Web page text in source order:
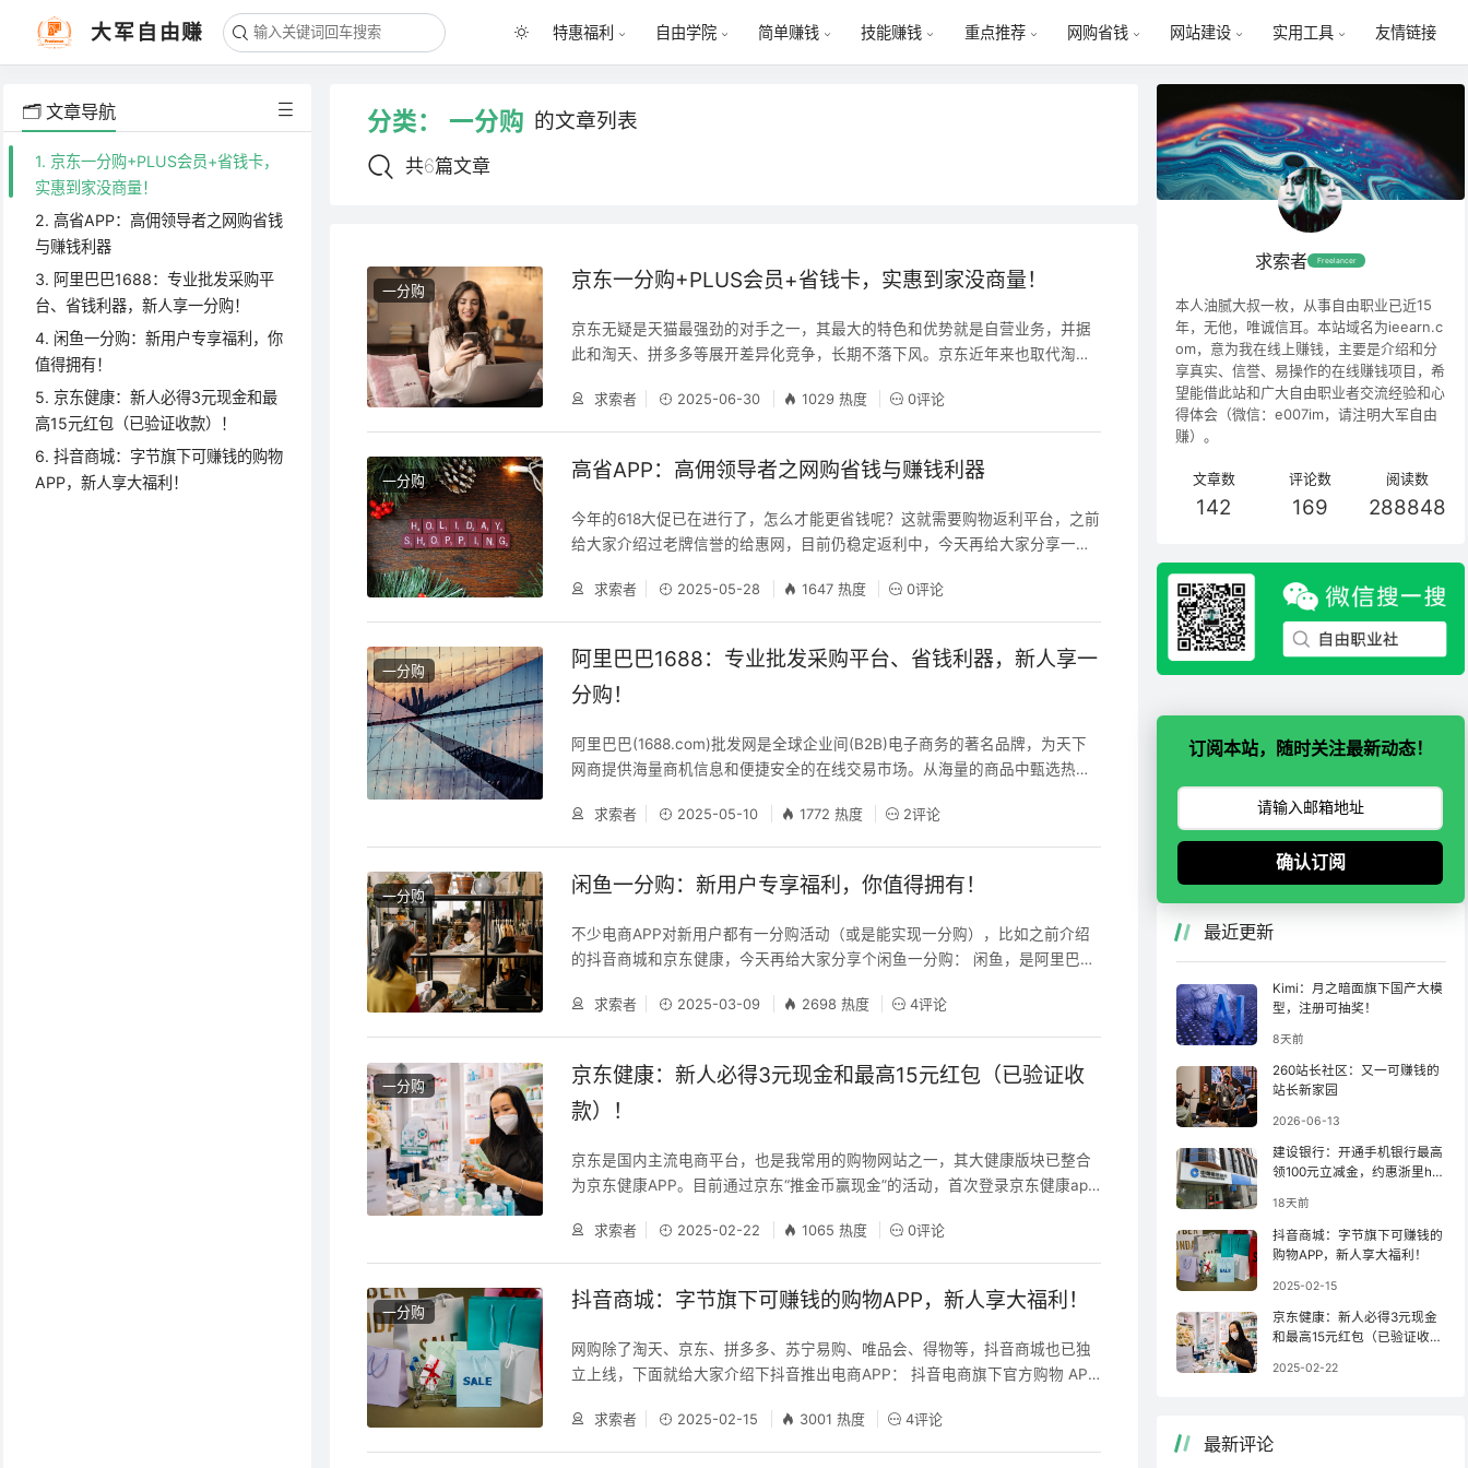
大军自由赚 特惠福利 自由学院 简单赚钱 技能赚钱 重点推荐 网购省钱 网站建设 实用工具 友情链接
🗂️ 文章导航
1. 京东一分购+PLUS会员+省钱卡，
实惠到家没商量！
2. 高省APP：高佣领导者之网购省钱
与赚钱利器
3. 阿里巴巴1688：专业批发采购平
台、省钱利器，新人享一分购！
4. 闲鱼一分购：新用户专享福利，你
值得拥有！
5. 京东健康：新人必得3元现金和最
高15元红包（已验证收款）！
6. 抖音商城：字节旗下可赚钱的购物
APP，新人享大福利！
分类：一分购 的文章列表
共6篇文章
京东一分购+PLUS会员+省钱卡，实惠到家没商量！
京东无疑是天猫最强劲的对手之一，其最大的特色和优势就是自营业务，并据
此和淘天、拼多多等展开差异化竞争，长期不落下风。京东近年来也取代淘天
说说这个京东： 京东（股票代码：JD），中国自营式电商企业，创始人刘强东
担任京东集团董事局主席，许冉任京东集团首席执行官兼执行董事。京东旗下
6月18日，刘强东在中关村成立京东公司 。2014年5月在美国纳斯达克证券交
了1456亿元用于技术研发。2020年6月，京东集团在香港联交所二次上市。20
23年9月，全国工商联发布《2023中国民营企业500强榜单》，京东位列榜单
第1位。2024京东年收入11588亿元。2025年6月17日，京东收购生活家，电商
家，囊括家电、手机、电脑、服装、居家、母婴、美妆、
一分购
求索者 2025-06-30 1029 热度 0评论
高省APP：高佣领导者之网购省钱与赚钱利器
今年的618大促已在进行了，怎么才能更省钱呢？这就需要购物返利平台，之前
给大家介绍过老牌信誉的给惠网，目前仍稳定返利中，今天再给大家分享一个
有限公司旗下的一款电商导购应用，为用户打造一个电商购物优惠平台，用户
可以在这个APP中领取主流商城的商品隐藏优惠券和生活服务平台优惠券以及
获得返利。基于第三方电商平台海量数据挖掘与分析，“高省”APP通过内容制
作、分享等方式，为消费者打通吃喝玩乐购全场景全业态，让消费者省钱省时
省心省力，为平台和品牌方导流创造收入，拓展了商家新的销售渠道。高省ap
频生活服务全场景的线上生活商城。高省推出万件大额内部优惠券，合作商家
目前涵盖的品类包括；服装鞋帽、母婴玩具、日用家居、手机数码、餐饮娱
宝京东拼多多抖音快手等优质合作伙伴。全网购物高佣返利省钱APP，领券下
单一年省几千元。 【APP特色】1、实拍验货；2、品质严选；3、舒适体验；
4、专题购物。 高省功
一分购
求索者 2025-05-28 1647 热度 0评论
阿里巴巴1688：专业批发采购平台、省钱利器，新人享一
分购！
阿里巴巴(1688.com)批发网是全球企业间(B2B)电子商务的著名品牌，为天下
网商提供海量商机信息和便捷安全的在线交易市场。从海量的商品中甄选热销
抢，进货更省心，采购批发就上阿里巴巴！阿里巴巴1688是专业的B2B电商批
发采购平台，云集了大量的淘宝卖家、天猫商城卖家、微店卖家、微商卖家、
千牛用户、旺旺卖家（旺信）、线下致富创业开店者,义乌购批发卖家，通过手
机下载阿里巴巴APP也可帮助微商、微店网购识货挑货，招商加盟，支持一件
装、母婴、家装建材、玩具、家居用品、日用百货、手机壳批发等）。1688.co
m以批发采购业务为核心，通过专业化运营，完善客户体验，全面优化企业电
子商务的业务模式，让天下没有难做的生意。阿里巴巴1688特色与优势：①源
搜索下载安装阿里巴巴APP，用淘宝账号登录； 2、阿里巴巴APP内搜索【y73
74】
一分购
求索者 2025-05-10 1772 热度 2评论
闲鱼一分购：新用户专享福利，你值得拥有！
不少电商APP对新用户都有一分购活动（或是能实现一分购），比如之前介绍
的抖音商城和京东健康，今天再给大家分享个闲鱼一分购： 闲鱼，是阿里巴巴
年10月，闲鱼的前身“淘宝二手”上线。2014年6月，“淘宝二手”更名为“闲鱼”。
闲鱼为用户推出“信用速卖”功能允许信用分超600的用户先收款后寄售二手硬件
数码等领域，提供“包真、包退、包邮”的保障。 闲鱼小法庭则实现了社区自
治，用户作为评审员参与纠纷评定。2023年，闲鱼新增“海鲜市场”频道，包含
订单、确认质检结果和价格、确认参与帮卖三步完成交易。2024年4月，闲鱼
月活用户已达1.62亿，同比增长19.1%。截至2024年11月，闲鱼的注册用户数破
突破10亿元。闲鱼也是一个趣味生活社区，你可以在这里发布、买卖、收藏各
种闲置物品，也可以分享技能、兴趣与经
一分购
求索者 2025-03-09 2698 热度 4评论
京东健康：新人必得3元现金和最高15元红包（已验证收
款）！
京东是国内主流电商平台，也是我常用的购物网站之一，其大健康版块已整合
为京东健康APP。目前通过京东“推金币赢现金”的活动，首次登录京东健康ap
京东健康是京东集团旗下专注于医疗健康业务的子集团，2019年5月成立，202
0年12月登陆香港联交所，股份代号：6618（港币柜台）和86618（人民币柜
台）。2024年上半年，京东健康总收入为283亿元；2025年1月11日，京东健
康首次发布了医疗大模型产品体系“AI 京医”。 1、用京东或京东金融APP扫描下
多次数】，找到【登录京东健康APP】，点【去完成】下载安装并登录京东健
康APP推金币，会弹出【恭喜获得现金打款】，点【立即提现】可得3.01元微
信零钱，如下图： 2、回京东健康APP首页点【签到奖励】，连续7天完成【每
一分购
求索者 2025-02-22 1065 热度 0评论
抖音商城：字节旗下可赚钱的购物APP，新人享大福利！
网购除了淘天、京东、拼多多、苏宁易购、唯品会、得物等，抖音商城也已独
立上线，下面就给大家介绍下抖音推出电商APP： 抖音电商旗下官方购物 AP
购、订单管理、好物分享等电商功能。现在下载抖音商城APP，随时随地，购
物无忧，让美好生活触手可得！ 【新人立减，首单包邮】新人首单立减，商品
一分购
求索者 2025-02-15 3001 热度 4评论
求索者 Freelancer
本人油腻大叔一枚，从事自由职业已近15
年，无他，唯诚信耳。本站域名为ieearn.c
om，意为我在线上赚钱，主要是介绍和分
享真实、信誉、易操作的在线赚钱项目，希
望能借此站和广大自由职业者交流经验和心
得体会（微信：e007im，请注明大军自由
赚）。
文章数
142
评论数
169
阅读数
288848
订阅本站，随时关注最新动态！
确认订阅
最近更新
Kimi：月之暗面旗下国产大模
型，注册可抽奖！
8天前
260站长社区：又一可赚钱的
站长新家园
2026-06-13
建设银行：开通手机银行最高
领100元立减金，约惠浙里ha
18天前
抖音商城：字节旗下可赚钱的
购物APP，新人享大福利！
2025-02-15
京东健康：新人必得3元现金
和最高15元红包（已验证收
2025-02-22
最新评论